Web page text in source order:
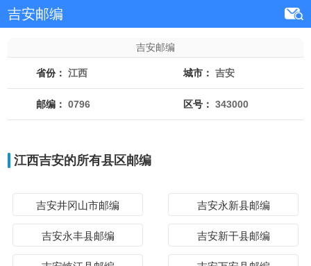
吉安邮编
吉安邮编
省份： 江西 城市： 吉安
邮编： 0796 区号： 343000
江西吉安的所有县区邮编
吉安井冈山市邮编 吉安永新县邮编
吉安永丰县邮编 吉安新干县邮编